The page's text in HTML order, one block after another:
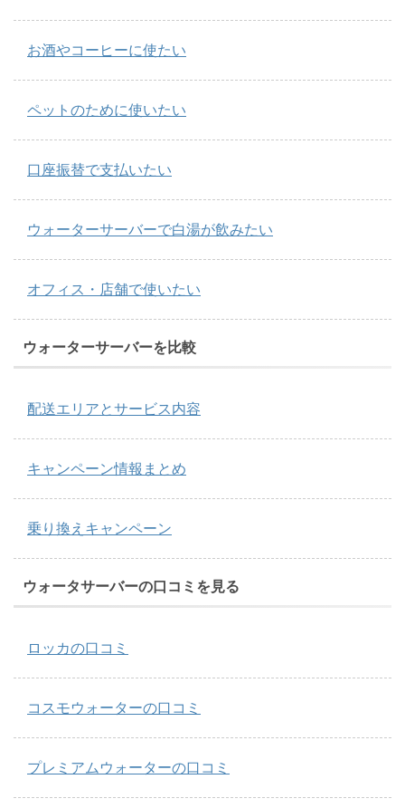
お酒やコーヒーに使たい
ペットのために使いたい
口座振替で支払いたい
ウォーターサーバーで白湯が飲みたい
オフィス・店舗で使いたい
ウォーターサーバーを比較
配送エリアとサービス内容
キャンペーン情報まとめ
乗り換えキャンペーン
ウォータサーバーの口コミを見る
ロッカの口コミ
コスモウォーターの口コミ
プレミアムウォーターの口コミ